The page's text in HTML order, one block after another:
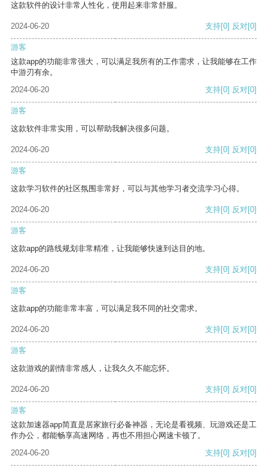
这款软件的设计非常人性化，使用起来非常舒服。
2024-06-20 支持[0] 反对[0]
游客
这款app的功能非常强大，可以满足我所有的工作需求，让我能够在工作
中游刃有余。
2024-06-20
支持[0] 反对[0]
游客
这款软件非常实用，可以帮助我解决很多问题。
2024-06-20 支持[0] 反对[0]
游客
这款学习软件的社区氛围非常好，可以与其他学习者交流学习心得。
2024-06-20 支持[0] 反对[0]
游客
这款app的路线规划非常精准，让我能够快速到达目的地。
2024-06-20 支持[0] 反对[0]
游客
这款app的功能非常丰富，可以满足我不同的社交需求。
2024-06-20 支持[0] 反对[0]
游客
这款游戏的剧情非常感人，让我久久不能忘怀。
2024-06-20 支持[0] 反对[0]
游客
这款加速器app简直是居家旅行必备神器，无论是看视频、玩游戏还是工
作办公，都能畅享高速网络，再也不用担心网速卡顿了。
2024-06-20
支持[0] 反对[0]